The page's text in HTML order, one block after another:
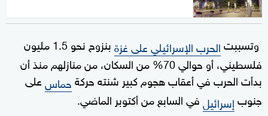
وتسببتالحرب الإسرائيلي على غزة
بنزوح نحو 1.5 مليون
فلسطيني، أو حوالي 70% من السكان، من منازلهم منذ أن
بدأت الحرب في أعقاب هجوم كبير شنته حركةحماسعلى
جنوبإسرائيلفي السابع من أكتوبر الماضي.